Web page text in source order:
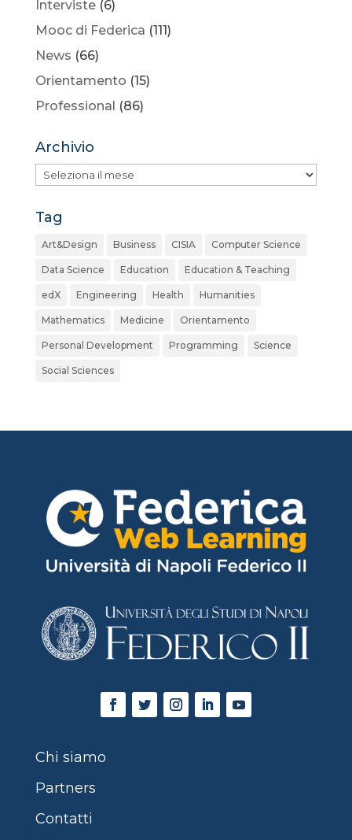
Interviste(6)
Mooc di Federica (111)
News (66)
Orientamento (15)
Professional (86)
Archivio
Archivio
Tag
Art&Design Business CISIA Computer Science
Data Science Education Education & Teaching
edX Engineering Health Humanities
Mathematics Medicine Orientamento
Personal Development Programming Science
Social Sciences
Chi siamo
Partners
Contatti